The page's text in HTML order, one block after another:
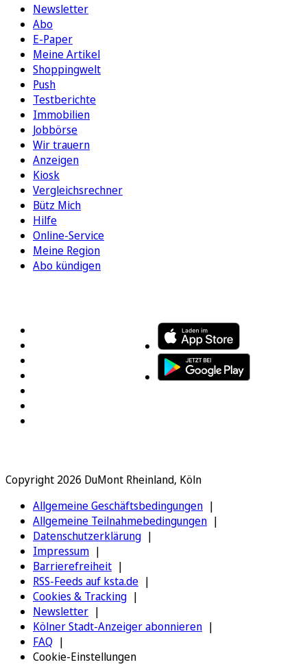
Newsletter
Abo
E-Paper
Meine Artikel
Shoppingwelt
Push
Testberichte
Immobilien
Jobbörse
Wir trauern
Anzeigen
Kiosk
Vergleichsrechner
Bütz Mich
Hilfe
Online-Service
Meine Region
Abo kündigen
Copyright 2026 DuMont Rheinland, Köln
Allgemeine Geschäftsbedingungen
Allgemeine Teilnahmebedingungen
Datenschutzerklärung
Impressum
Barrierefreiheit
RSS-Feeds auf ksta.de
Cookies & Tracking
Newsletter
Kölner Stadt-Anzeiger abonnieren
FAQ
Cookie-Einstellungen